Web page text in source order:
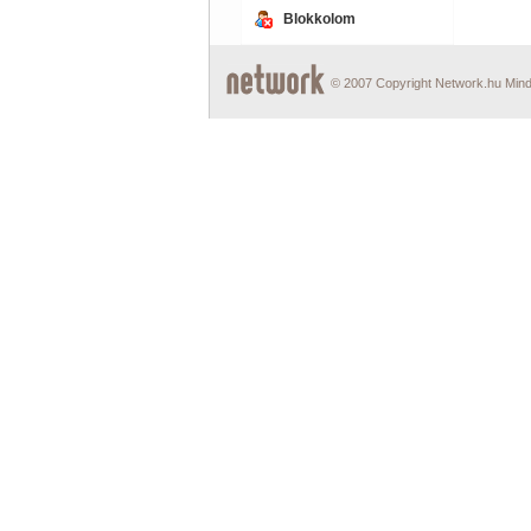
Blokkolom
© 2007 Copyright Network.hu